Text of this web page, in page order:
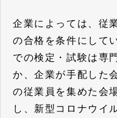
企業によっては、従
の合格を条件にして
での検定・試験は専
か、企業が手配した
の従業員を集めた会
し、新型コロナウイ